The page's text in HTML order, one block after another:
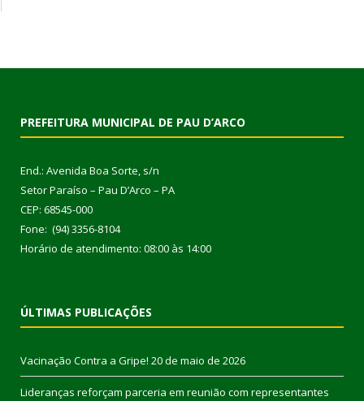
PREFEITURA MUNICIPAL DE PAU D’ARCO
End.: Avenida Boa Sorte, s/n
Setor Paraíso – Pau D’Arco – PA
CEP: 68545-000
Fone: (94) 3356-8104
Horário de atendimento: 08:00 às 14:00
ÚLTIMAS PUBLICAÇÕES
Vacinação Contra a Gripe! 20 de maio de 2026
Lideranças reforçam parceria em reunião com representantes